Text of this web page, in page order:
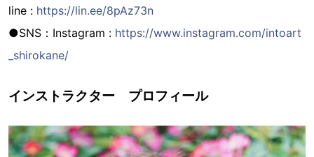
line : https://lin.ee/8pAz73n
●SNS：Instagram : https://www.instagram.com/intoart
_shirokane/
インストラクター プロフィール